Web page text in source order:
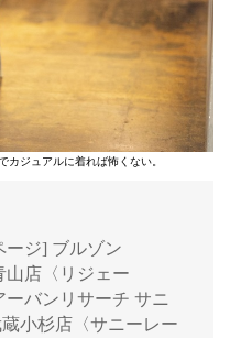
カジュアルに着れば怖くない。
ージ] ブルゾン
山店〈リジェー
ーバンリサーチ サニ
小杉店〈サニーレー